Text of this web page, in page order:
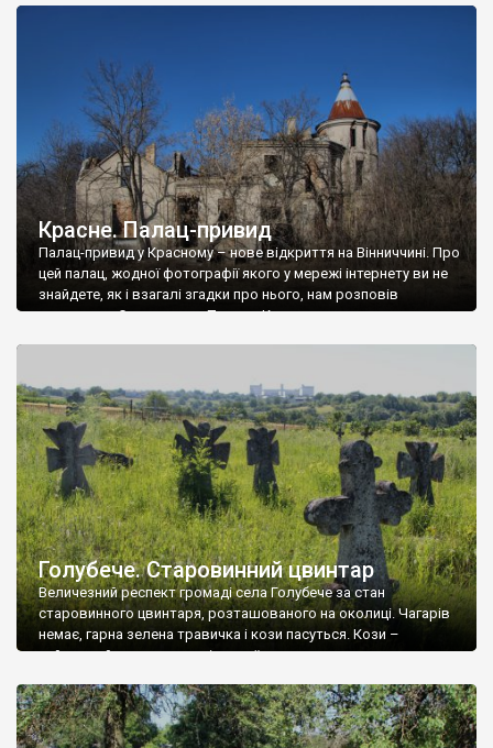
Красне. Палац-привид
Палац-привид у Красному – нове відкриття на Вінниччині. Про
цей палац, жодної фотографії якого у мережі інтернету ви не
знайдете, як і взагалі згадки про нього, нам розповів
мешканець Самгородка. Палац у Красному вразив не лише
Голубече. Старовинний цвинтар
Величезний респект громаді села Голубече за стан
старовинного цвинтаря, розташованого на околиці. Чагарів
немає, гарна зелена травичка і кози пасуться. Кози –
найкращий регулятор шкідливої, для старих кладовищ,
бруньками, кози ті бруньки обгризають, бо то улюблений
делікатес. На цвинтарі у Голубечому ціла колекція
різноманітних форм хрестів. Село відносно невелике, […]